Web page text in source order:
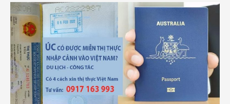
Úc
có
được
miễn
thị
thực
nhập
cảnh
vào
Việt
Nam?